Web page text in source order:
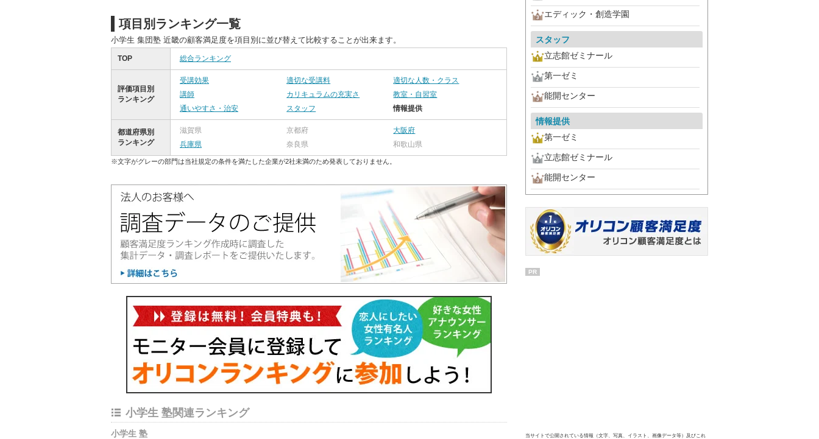
項目別ランキング一覧
小学生 集団塾 近畿の顧客満足度を項目別に並び替えて比較することが出来ます。
TOP 総合ランキング
評価項目別
ランキング
受講効果 適切な受講料
適切な人数・クラス
講師
カリキュラムの充実さ
教室・自習室
通いやすさ・治安
スタッフ 情報提供
都道府県別
ランキング
滋賀県 京都府
大阪府
兵庫県
奈良県 和歌山県
※文字がグレーの部門は当社規定の条件を満たした企業が2社未満のため発表しておりません。
小学生 塾関連ランキング
小学生 塾
エディック・創造学園
スタッフ
立志館ゼミナール
第一ゼミ
能開センター
情報提供
第一ゼミ
立志館ゼミナール
能開センター
PR
当サイトで公開されている情報（文字、写真、イラスト、画像データ等）及びこれ